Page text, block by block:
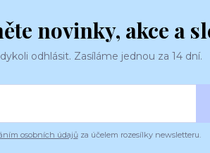
novinky, akce a
odhlásit. Zasíláme jednou za 14 dní.
osobních údajůza účelem rozesílky newsletteru.